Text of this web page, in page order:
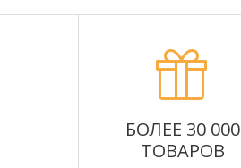
БОЛЕЕ 30 000
ТОВАРОВ